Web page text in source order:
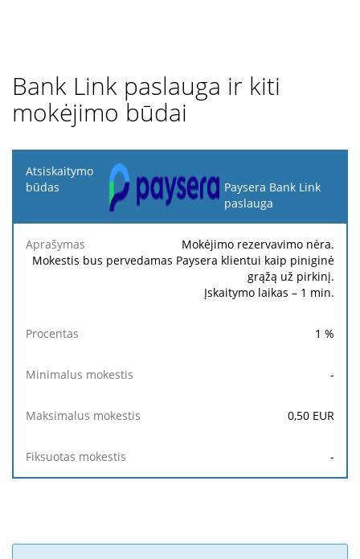
Bank Link paslauga ir kiti
mokėjimo būdai
Atsiskaitymo
būdas
Minimalus
mokestis
Maksimalus
mokestis
Paysera Bank Link
paslauga
Mokėjimo rezervavimo nėra.
Mokestis bus pervedamas Paysera klientui kaip piniginė
grąžą už pirkinį.
Įskaitymo laikas – 1 min.
1 %
-
0,50 EUR
-